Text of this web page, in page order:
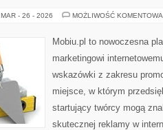
MAR - 26 - 2026 MOŻLIWOŚĆ
Mobiu.pl to nowoczesna
marketingowi
wskazówki z zakresu
miejsce, w którym
startujący twórcy mogą
skutecznej reklamy w